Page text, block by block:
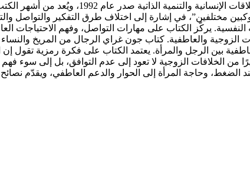
كتاب جون غراي الرجال من المريخ والنساء من
مختلفين”، في إشارة إلى اختلاف طرق التفكير والتواصل
يركّز الكتاب على مهارات التواصل، وفهم الاحتياجات
الزوجية والعاطفية. كتاب جون غراي الرجال من المريخ والنساء
والعاطفية بين الرجل والمرأة. يعتمد الكتاب على فكرة رمزية
من الخلافات الزوجية لا تعود إلى عدم التوافق، بل إلى سوء
الضغط، وحاجة المرأة إلى الحوار والدعم العاطفي، ويقدّم